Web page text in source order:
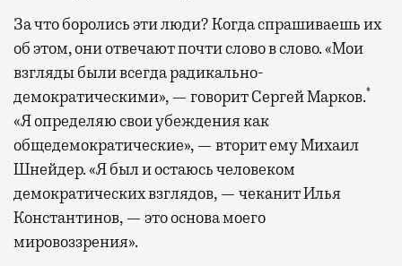
За что боролись эти люди? Когда спрашиваешь их
об этом, они отвечают почти слово в слово. «Мои
взгляды были всегда радикально-
демократическими», — говорит Сергей Марков.*
«Я определяю свои убеждения как
общедемократические», — вторит ему Михаил
Шнейдер. «Я был и остаюсь человеком
демократических взглядов, — чеканит Илья
Константинов, — это основа моего
мировоззрения».